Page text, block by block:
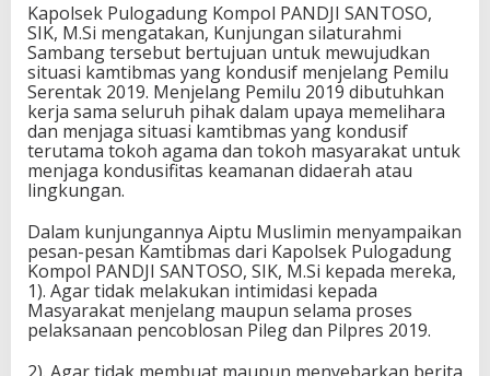
Kapolsek Pulogadung Kompol PANDJI SANTOSO,
SIK, M.Si mengatakan, Kunjungan silaturahmi
Sambang tersebut bertujuan untuk mewujudkan
situasi kamtibmas yang kondusif menjelang Pemilu
Serentak 2019. Menjelang Pemilu 2019 dibutuhkan
kerja sama seluruh pihak dalam upaya memelihara
dan menjaga situasi kamtibmas yang kondusif
terutama tokoh agama dan tokoh masyarakat untuk
menjaga kondusifitas keamanan didaerah atau
lingkungan.
Dalam kunjungannya Aiptu Muslimin menyampaikan
pesan-pesan Kamtibmas dari Kapolsek Pulogadung
Kompol PANDJI SANTOSO, SIK, M.Si kepada mereka,
1). Agar tidak melakukan intimidasi kepada
Masyarakat menjelang maupun selama proses
pelaksanaan pencoblosan Pileg dan Pilpres 2019.